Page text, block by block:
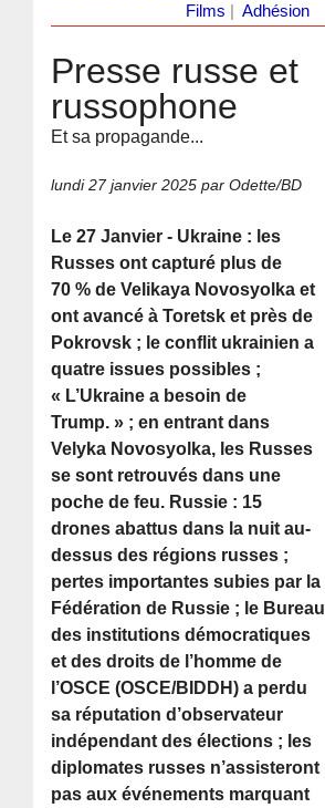
Films
Adhésion
Presse russe et
russophone
Et sa propagande...
lundi 27 janvier 2025 par Odette/BD
Le 27 Janvier - Ukraine : les
Russes ont capturé plus de
70 % de Velikaya Novosyolka et
ont avancé à Toretsk et près de
Pokrovsk ; le conflit ukrainien a
quatre issues possibles ;
« L’Ukraine a besoin de
Trump. » ; en entrant dans
Velyka Novosyolka, les Russes
se sont retrouvés dans une
poche de feu. Russie : 15
drones abattus dans la nuit au-
dessus des régions russes ;
pertes importantes subies par la
Fédération de Russie ; le Bureau
des institutions démocratiques
et des droits de l’homme de
l’OSCE (OSCE/BIDDH) a perdu
sa réputation d’observateur
indépendant des élections ; les
diplomates russes n’assisteront
pas aux événements marquant